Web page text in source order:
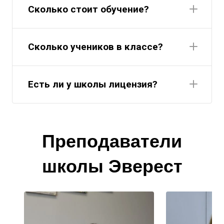
Сколько стоит обучение?
Сколько учеников в классе?
Есть ли у школы лицензия?
Преподаватели
школы Эверест